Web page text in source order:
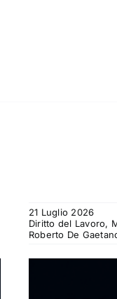
21 Luglio 2026
Diritto del Lavoro,
Roberto De